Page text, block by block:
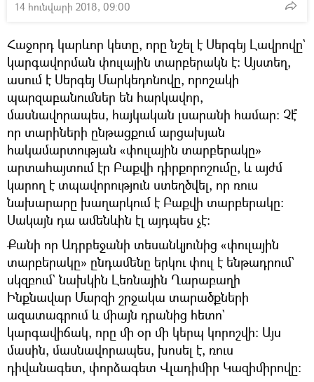
14 հունվարի 2018, 09:00
Հաջորդ կարևոր կետը, որը նշել է Սերգեյ Լավրովը`
կարգավորման փուլային տարբերակն է։ Այստեղ,
ասում է Սերգեյ Մարկեդոնովը, որոշակի
պարզաբանումներ են հարկավոր,
մասնավորապես, հայկական լսարանի համար։ Չէ՞
որ տարիների ընթացքում արցախյան
հակամարտության «փուլային տարբերակը»
արտահայտում էր Բաքվի դիրքորոշումը, և այժմ
կարող է տպավորություն ստեղծվել, որ ռուս
նախարարը խաղարկում է Բաքվի տարբերակը։
Սակայն դա ամենևին էլ այդպես չէ։
Քանի որ Ադրբեջանի տեսանկյունից «փուլային
տարբերակը» ընդամենը երկու փուլ է ենթադրում`
սկզբում` նախկին Լեռնային Ղարաբաղի
Ինքնավար Մարզի շրջակա տարածքների
ազատագրում և միայն դրանից հետո`
կարգավիճակ, որը մի օր մի կերպ կորոշվի։ Այս
մասին, մասնավորապես, խոսել է, ռուս
դիվանագետ, փորձագետ Վլադիմիր Կազիմիրովը։